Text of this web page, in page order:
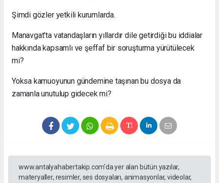
Şimdi gözler yetkili kurumlarda.
Manavgat'ta vatandaşların yıllardır dile getirdiği bu iddialar
hakkında kapsamlı ve şeffaf bir soruşturma yürütülecek
mi?
Yoksa kamuoyunun gündemine taşınan bu dosya da
zamanla unutulup gidecek mi?
www.antalyahabertakip.com'da yer alan bütün yazılar,
materyaller, resimler, ses dosyaları, animasyonlar, videolar,